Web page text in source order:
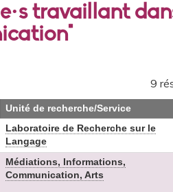
travaillant
9
Unité de recherche/Service
Laboratoire de Recherche sur le
Langage
Médiations, Informations,
Communication, Arts